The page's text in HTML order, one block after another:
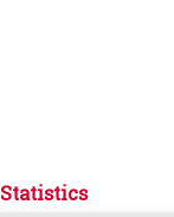
Statistics